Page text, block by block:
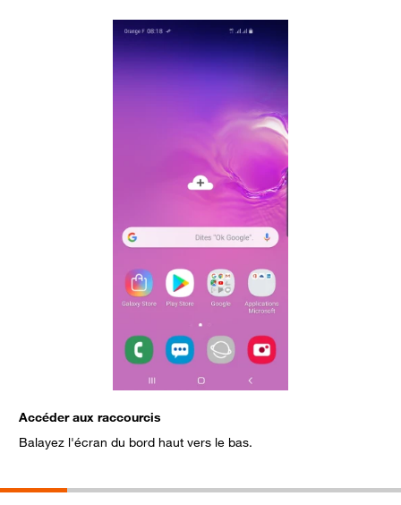
Accéder aux raccourcis
Balayez l'écran du bord haut vers le bas.